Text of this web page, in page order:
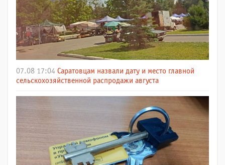
07.08 17:04 Саратовцам назвали дату и место главной
сельскохозяйственной распродажи августа